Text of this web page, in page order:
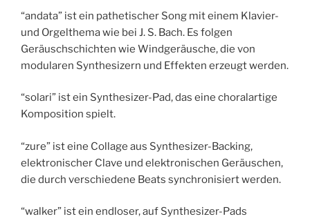
“andata” ist ein pathetischer Song mit einem Klavier-
und Orgelthema wie bei J. S. Bach. Es folgen
Geräuschschichten wie Windgeräusche, die von
modularen Synthesizern und Effekten erzeugt werden.
“solari” ist ein Synthesizer-Pad, das eine choralartige
Komposition spielt.
“zure” ist eine Collage aus Synthesizer-Backing,
elektronischer Clave und elektronischen Geräuschen,
die durch verschiedene Beats synchronisiert werden.
“walker” ist ein endloser, auf Synthesizer-Pads